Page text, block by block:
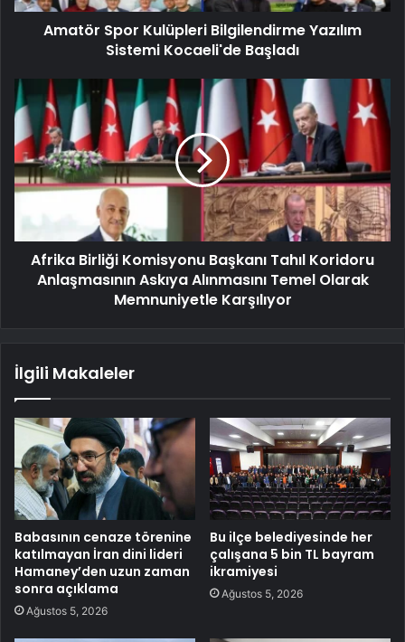
Amatör Spor Kulüpleri Bilgilendirme Yazılım
Sistemi Kocaeli'de Başladı
Afrika Birliği Komisyonu Başkanı Tahıl Koridoru
Anlaşmasının Askıya Alınmasını Temel Olarak
Memnuniyetle Karşılıyor
İlgili Makaleler
Babasının cenaze törenine
katılmayan İran dini lideri
Hamaney’den uzun zaman
sonra açıklama
Ağustos 5, 2026
Bu ilçe belediyesinde her
çalışana 5 bin TL bayram
ikramiyesi
Ağustos 5, 2026